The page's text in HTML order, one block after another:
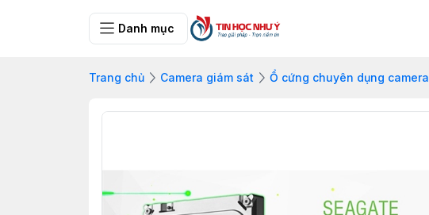
Danh mục
Trang chủ Camera giám sát Ổ cứng chuyên dụng camera